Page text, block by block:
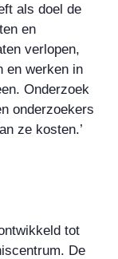
als doel de
en
verlopen,
en werken in
Onderzoek
onderzoekers
ze kosten.’
tot
De